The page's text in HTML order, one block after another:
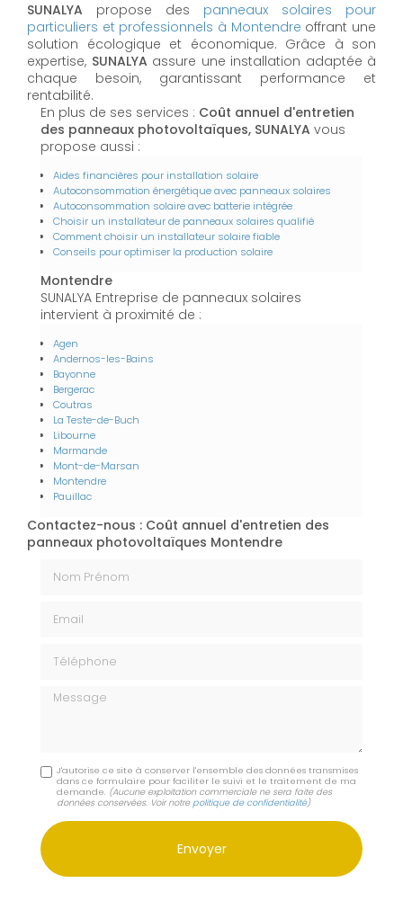
SUNALYA propose des panneaux solaires pour
particuliers et professionnels à Montendre offrant une
solution écologique et économique. Grâce à son
expertise, SUNALYA assure une installation adaptée à
chaque besoin, garantissant performance et
rentabilité.
En plus de ses services : Coût annuel d'entretien
des panneaux photovoltaïques, SUNALYA vous
propose aussi :
Aides financières pour installation solaire
Autoconsommation énergétique avec panneaux solaires
Autoconsommation solaire avec batterie intégrée
Choisir un installateur de panneaux solaires qualifié
Comment choisir un installateur solaire fiable
Conseils pour optimiser la production solaire
Montendre
SUNALYA Entreprise de panneaux solaires
intervient à proximité de :
Agen
Andernos-les-Bains
Bayonne
Bergerac
Coutras
La Teste-de-Buch
Libourne
Marmande
Mont-de-Marsan
Montendre
Pauillac
Contactez-nous : Coût annuel d'entretien des
panneaux photovoltaïques Montendre
Message
J'autorise ce site à conserver l'ensemble des données transmises
dans ce formulaire pour faciliter le suivi et le traitement de ma
demande. (Aucune exploitation commerciale ne sera faite des
données conservées. Voir notre politique de confidentialité)